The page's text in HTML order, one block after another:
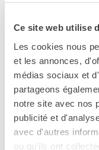
Ce site web utilise
Les cookies nous
et les annonces,
médias sociaux et
partageons
notre site avec nos
publicité et
avec d'autres
ou qu'ils ont
18.00 | Cinema
20.00 | Institut
Samuel Jouy, a
20.30 | Cinema
L’amore secondo
VENERDÌ 6
16.00 | Cinema
Antony Cordier